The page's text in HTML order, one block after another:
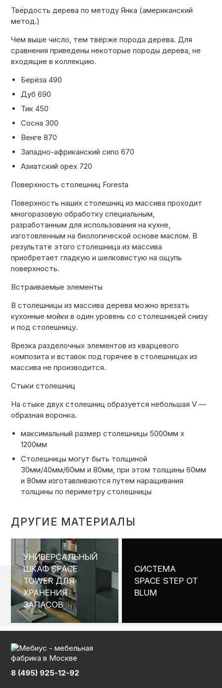
Твёрдость дерева по методу Янка (американский
метод.)
Чем выше число, тем твёрже порода дерева. Для
сравнения приведены некоторые породы дерева, не
входящие в коллекцию.
Берёза 490
Дуб 690
Тик 450
Сосна 300
Венге 870
Западно-африканский сипо 670
Азиатский орех 720
Поверхность столешниц Foresta
Поверхность наших столешниц из массива проходит
многоразовую обработку специальным,
разработанным для использования на кухне,
изготовленным на биологической основе маслом. В
результате этого столешница из массива
приобретает гладкую и шелковистую на ощупь
поверхность.
Встраиваемые элементы
В столешницы из массива дерева можно врезать
кухонные мойки в один уровень со столешницей снизу
и под столешницу.
Врезка разделочных элементов из кварцевого
композита и вставок под горячее в столешницах из
массива не производится.
Стыки столешниц
На стыке двух столешниц образуется небольшая V —
образная воронка.
максимальный размер столешницы 5000мм х
1200мм
Столешницы могут быть толщиной
30мм/40мм/60мм и 80мм, при этом толщины 60мм
и 80мм изготавливаются путем наращивания
толщины по периметру столешницы
ДРУГИЕ МАТЕРИАЛЫ
УНИВЕРСАЛЬНЫЙ
ШКАФ SPACE
TOWER ДЛЯ
ХРАНЕНИЯ
ЗАПАСОВ
СИСТЕМА
SPACE STEP ОТ
BLUM
8 (495) 925-12-92